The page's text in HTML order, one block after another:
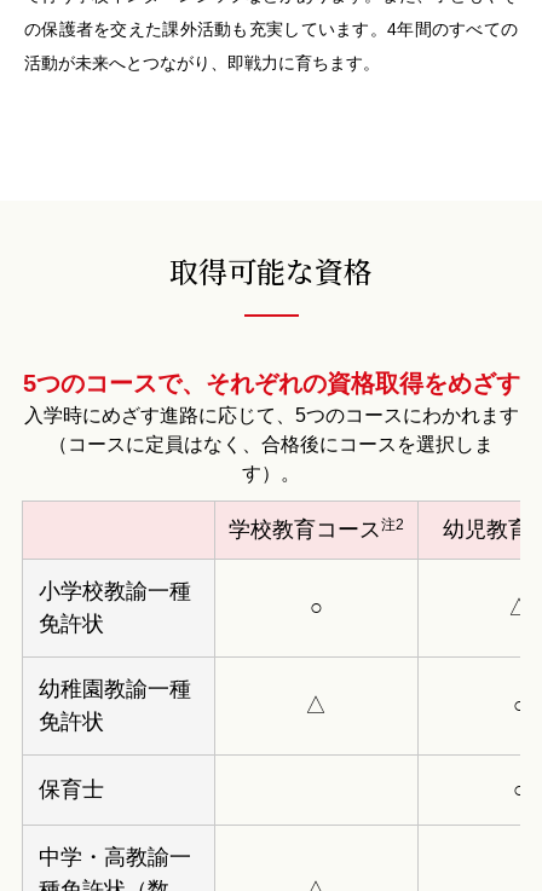
の保護者を交えた課外活動も充実しています。4年間のすべての
活動が未来へとつながり、即戦力に育ちます。​
取得可能な資格
5つのコースで、それぞれの資格取得をめざす​
入学時にめざす進路に応じて、5つのコースにわかれます
（コースに定員はなく、合格後にコースを選択しま
す）。​
学校教育コース注2 幼児教育
小学校教諭一種
免許状
○ △
幼稚園教諭一種
免許状
△ ○
保育士 ○
中学・高教諭一